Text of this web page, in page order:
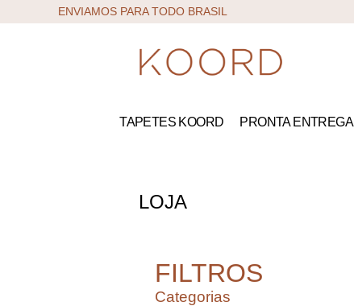
ENVIAMOS PARA TODO BRASIL
TAPETES KOORD PRONTA ENTREGA
LOJA
FILTROS
Categorias